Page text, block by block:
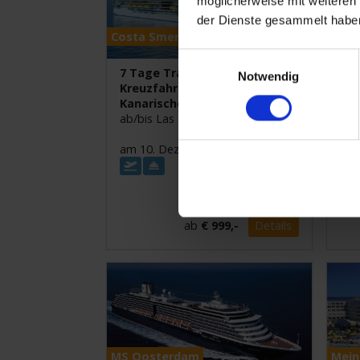
der Dienste gesammelt
Einwilligungsauswahl
Notwendig
Costa Smeralda
7 Tage Traumhafte
Kreuzfahrt durch die
Kanarischen Inseln.
ab/bis Las Palmas (Gran Canaria)
am 10. Dezember 2026
ab € 999,- Details
7
MS Oosterdam